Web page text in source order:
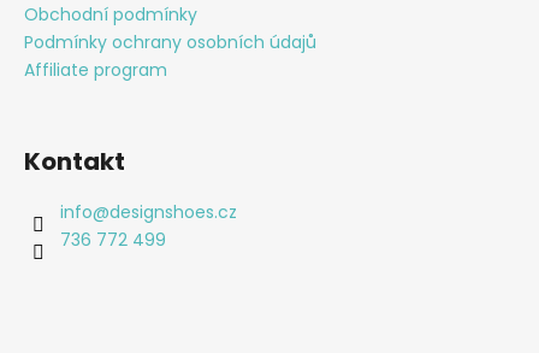
Obchodní podmínky
Podmínky ochrany osobních údajů
Affiliate program
Kontakt
info@designshoes.cz
736 772 499